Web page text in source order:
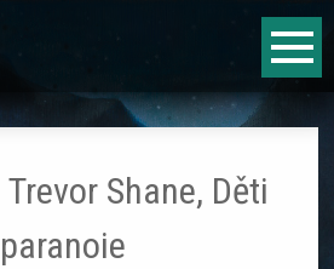
Trevor Shane, Děti
paranoie